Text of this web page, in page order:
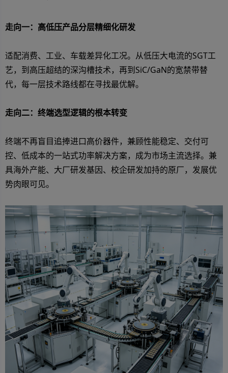
走向一：高低压产品分层精细化研发
适配消费、工业、车载差异化工况。从低压大电流的SGT工
艺，到高压超结的深沟槽技术，再到SiC/GaN的宽禁带替
代，每一层技术路线都在寻找最优解。
走向二：终端选型逻辑的根本转变
终端不再盲目追捧进口高价器件，兼顾性能稳定、交付可
控、低成本的一站式功率解决方案，成为市场主流选择。兼
具海外产能、大厂研发基因、校企研发加持的原厂，发展优
势肉眼可见。